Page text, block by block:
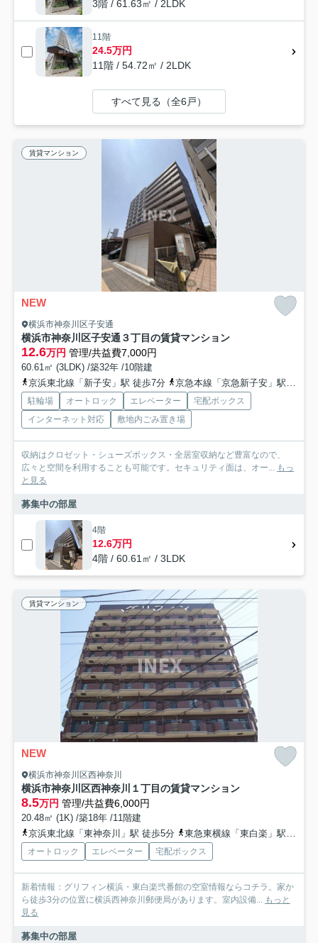
3階 / 61.63㎡ / 2LDK
11階
24.5万円
11階 / 54.72㎡ / 2LDK
すべて見る（全6戸）
賃貸マンション
NEW
横浜市神奈川区子安通
横浜市神奈川区子安通３丁目の賃貸マンション
12.6万円 管理/共益費7,000円
60.61㎡ (3LDK) /築32年 /10階建
京浜東北線「新子安」駅 徒歩7分
京急本線「京急新子安」駅 徒歩6分
駐輪場 オートロック エレベーター
宅配ボックス
インターネット対応
敷地内ごみ置き場
収納はクロゼット・シューズボックス・全居室収納など豊富なので、
広々と空間を利用することも可能です。セキュリティ面は、オー... もっ
と見る
募集中の部屋
4階
12.6万円
4階 / 60.61㎡ / 3LDK
賃貸マンション
NEW
横浜市神奈川区西神奈川
横浜市神奈川区西神奈川１丁目の賃貸マンション
8.5万円 管理/共益費6,000円
20.48㎡ (1K) /築18年 /11階建
京浜東北線「東神奈川」駅 徒歩5分
東急東横線「東白楽」駅 徒歩6分
オートロック エレベーター 宅配ボックス
新着情報：グリフィン横浜・東白楽弐番館の空室情報ならコチラ。家か
ら徒歩3分の位置に横浜西神奈川郵便局があります。室内設備... もっと
見る
募集中の部屋